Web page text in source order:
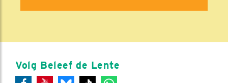
Volg Beleef de Lente